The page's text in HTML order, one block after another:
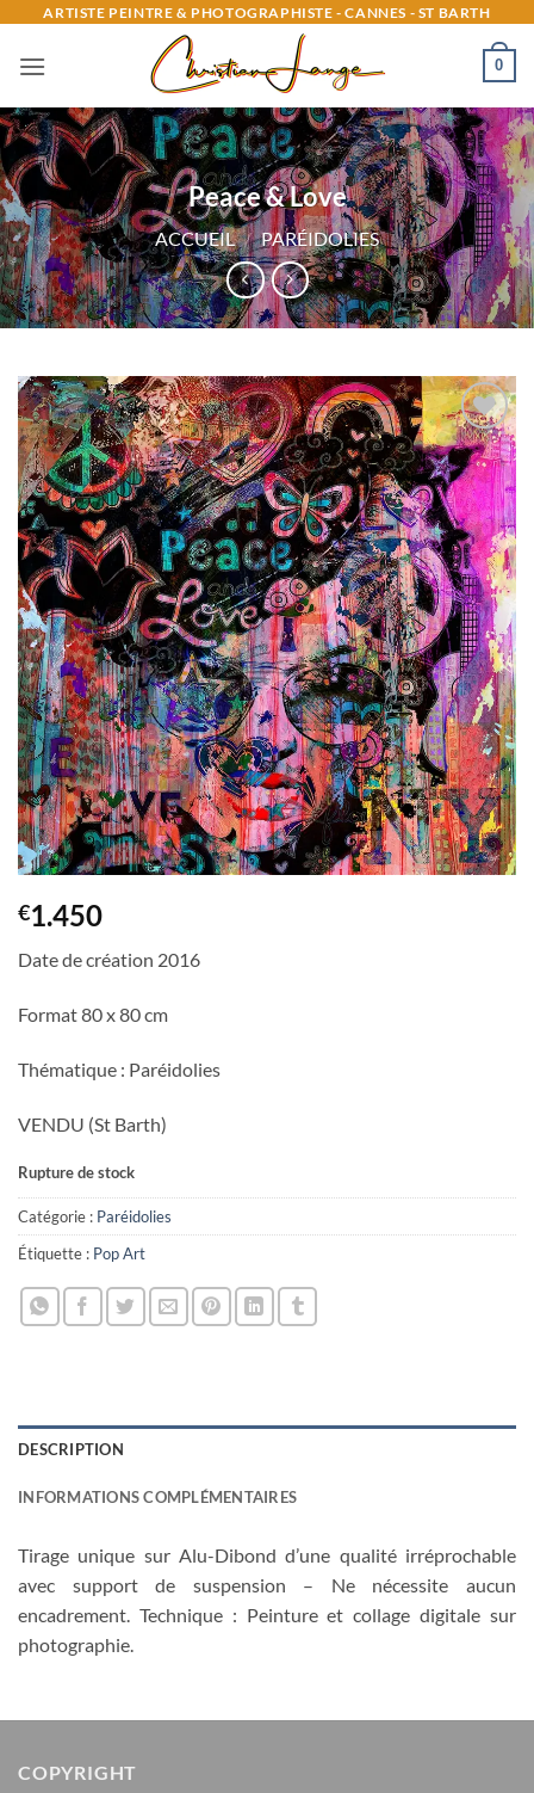
Passer
contenu
ARTISTE PEINTRE & PHOTOGRAPHISTE - CANNES - ST BARTH
0
Peace & Love
ACCUEIL / PARÉIDOLIES
Ajouter
à la
liste
d’envies
€1.450
Date de création 2016
Format 80 x 80 cm
Thématique : Paréidolies
VENDU (St Barth)
Rupture de stock
Catégorie : Paréidolies
Étiquette : Pop Art
DESCRIPTION
INFORMATIONS COMPLÉMENTAIRES
Tirage unique sur Alu-Dibond d’une qualité irréprochable
avec support de suspension – Ne nécessite aucun
encadrement. Technique : Peinture et collage digitale sur
photographie.
COPYRIGHT